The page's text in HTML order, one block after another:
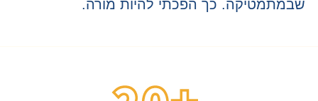
שבמתמטיקה. כך הפכתי להיות מורה.